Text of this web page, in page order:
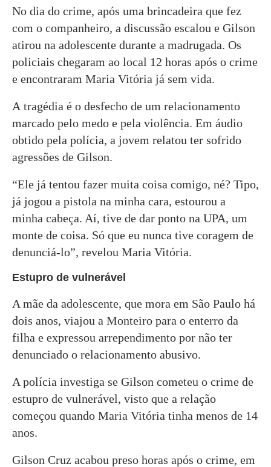
No dia do crime, após uma brincadeira que fez
com o companheiro, a discussão escalou e Gilson
atirou na adolescente durante a madrugada. Os
policiais chegaram ao local 12 horas após o crime
e encontraram Maria Vitória já sem vida.
A tragédia é o desfecho de um relacionamento
marcado pelo medo e pela violência. Em áudio
obtido pela polícia, a jovem relatou ter sofrido
agressões de Gilson.
“Ele já tentou fazer muita coisa comigo, né? Tipo,
já jogou a pistola na minha cara, estourou a
minha cabeça. Aí, tive de dar ponto na UPA, um
monte de coisa. Só que eu nunca tive coragem de
denunciá-lo”, revelou Maria Vitória.
Estupro de vulnerável
A mãe da adolescente, que mora em São Paulo há
dois anos, viajou a Monteiro para o enterro da
filha e expressou arrependimento por não ter
denunciado o relacionamento abusivo.
A polícia investiga se Gilson cometeu o crime de
estupro de vulnerável, visto que a relação
começou quando Maria Vitória tinha menos de 14
anos.
Gilson Cruz acabou preso horas após o crime, em